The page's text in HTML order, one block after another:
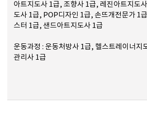
아트지도사 1급, 조향사 1급, 레진아트지도
도사 1급, POP디자인 1급, 손뜨개전문가 1
스터 1급, 샌드아트지도사 1급
운동과정 : 운동처방사 1급, 헬스트레이너지
관리사 1급